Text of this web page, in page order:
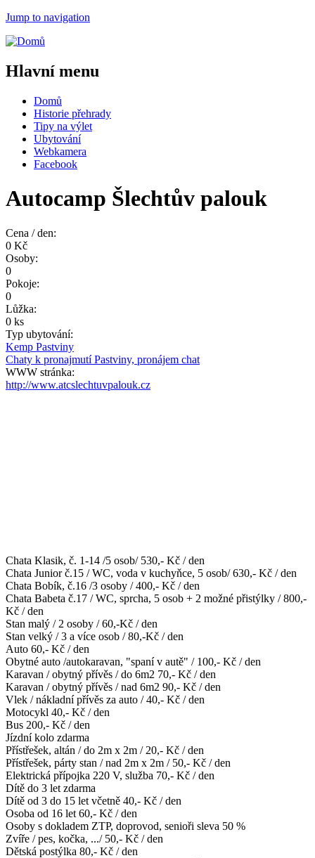
Jump to navigation
Hlavní menu
Domů
Historie přehrady
Tipy na výlet
Ubytování
Webkamera
Facebook
Autocamp Šlechtův palouk
Cena / den:
0 Kč
Osoby:
0
Pokoje:
0
Lůžka:
0 ks
Typ ubytování:
Kemp Pastviny
Chaty k pronajmutí Pastviny, pronájem chat
WWW stránka:
http://www.atcslechtuvpalouk.cz
Chata Klasik, č. 1-14 /5 osob/ 530,- Kč / den
Chata Junior č.15 / WC, voda v kuchyňce, 5 osob/ 630,- Kč / den
Chata Bobík, č.16 /3 osoby / 400,- Kč / den
Chata Babeta č.17 / WC, sprcha, 5 osob + 2 možné přistýlky / 800,-
Kč / den
Stan malý / 2 osoby / 60,-Kč / den
Stan velký / 3 a více osob / 80,-Kč / den
Auto 60,- Kč / den
Obytné auto /autokaravan, "spaní v autě" / 100,- Kč / den
Karavan / obytný přívěs / do 6m2 70,- Kč / den
Karavan / obytný přívěs / nad 6m2 90,- Kč / den
Vlek / nákladní přívěs za auto / 40,- Kč / den
Motocykl 40,- Kč / den
Bus 200,- Kč / den
Jízdní kolo zdarma
Přístřešek, altán / do 2m x 2m / 20,- Kč / den
Přístřešek, párty stan / nad 2m x 2m / 50,- Kč / den
Elektrická přípojka 220 V, služba 70,- Kč / den
Dítě do 3 let zdarma
Dítě od 3 do 15 let včetně 40,- Kč / den
Osoba od 16 let 60,- Kč / den
Osoby s dokladem ZTP, doprovod, senioři sleva 50 %
Zvíře / pes, kočka, .../ 50,- Kč / den
Dětská postýlka 80,- Kč / den